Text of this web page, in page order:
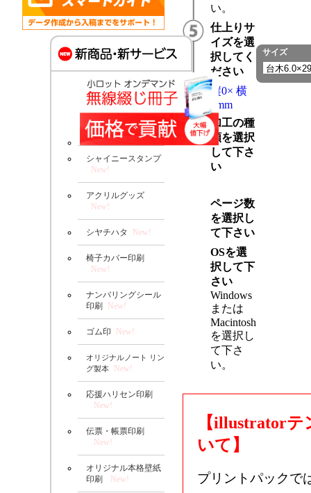
い。
仕上りサ
イズを選
択してく
ださい
縦0× 横
0mm
サイズ
加工の種
類を選択
して下さ
い
ページ数
を選択し
て下さい
OSを選
択して下
さい
Windows
または
Macintosh
を選択し
て下さ
い。
【illustrator
いて】
プリントパックで
シャイニースタンプ
New!
アクリルグッズ
New!
シヤチハタ New!
椅子カバー印刷
New!
ナンバリングシール
印刷
New!
ゴム印 New!
オリジナルノート リン
グ製本
New!
応援ハリセン印刷
New!
伝票・帳票印刷
New!
オリジナル本格壁紙
印刷
New!